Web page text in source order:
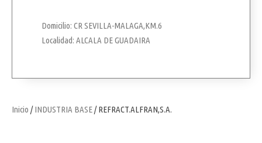
Inicio /INDUSTRIA BASE/ REFRACT.ALFRAN,S.A.
Domicilio: CR SEVILLA-MALAGA,KM.6
Localidad: ALCALA DE GUADAIRA